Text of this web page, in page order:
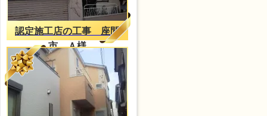
認定施工店の工事 座間
市 Ａ様